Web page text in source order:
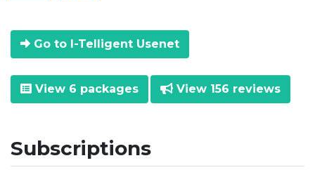
Go to I-Telligent Usenet
View 6 packages View 156 reviews
Subscriptions